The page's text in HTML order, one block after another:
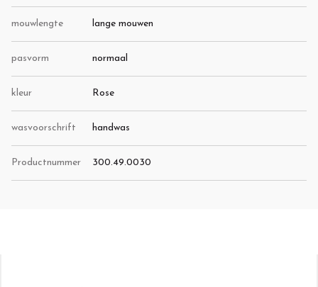
mouwlengte lange mouwen
pasvorm normaal
kleur Rose
wasvoorschrift handwas
Productnummer 300.49.0030